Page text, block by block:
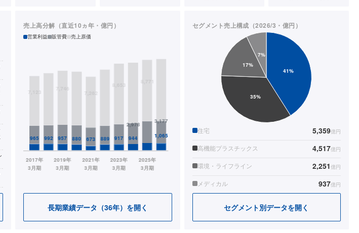
売上高分解（直近10ヵ年・億円）
営業利益 販管費 売上原価
長期業績データ（36年）を開く
セグメント売上構成（2026/3・億円）
住宅 5,359億円
高機能プラスチックス 4,517億円
環境・ライフライン 2,251億円
メディカル 937億円
セグメント別データを開く